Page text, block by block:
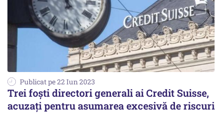
Publicat pe 22 Iun 2023
Trei foști directori generali ai Credit Suisse,
acuzați pentru asumarea excesivă de riscuri